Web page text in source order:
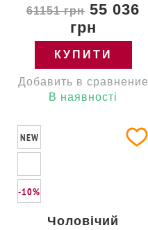
61151 грн 55 036
грн
КУПИТИ
Добавить в сравнение
В наявності
NEW
-10%
Чоловічий